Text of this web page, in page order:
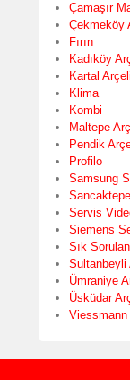
Çamaşır
Çekmeköy
Fırın
Kadıköy
Kartal
Klima
Kombi
Maltepe
Pendik
Profilo
Samsung
Servis
Siemens
Sık
Sultanbeyli
Ümraniye
Üsküdar